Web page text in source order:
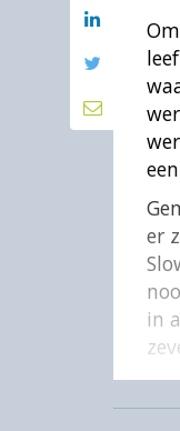
er
in